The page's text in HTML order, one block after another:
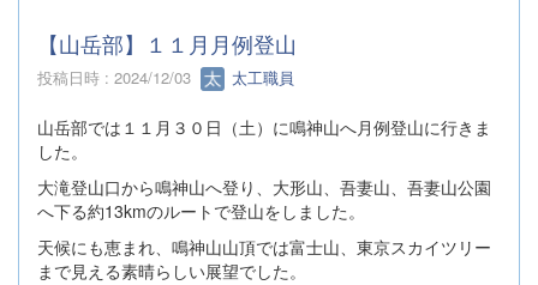
【山岳部】１１月月例登山
投稿日時 : 2024/12/03 太工職員
山岳部では１１月３０日（土）に鳴神山へ月例登山に行きま
した。
大滝登山口から鳴神山へ登り、大形山、吾妻山、吾妻山公園
へ下る約13kmのルートで登山をしました。
天候にも恵まれ、鳴神山山頂では富士山、東京スカイツリー
まで見える素晴らしい展望でした。